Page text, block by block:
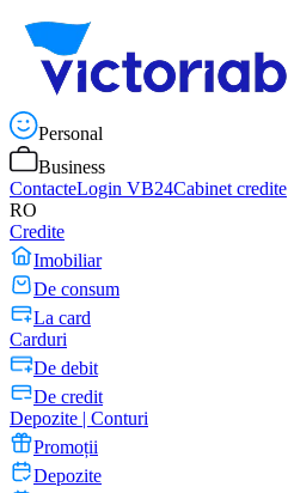
Personal
Business
ContacteLogin VB24Cabinet credite
RO
Credite
Imobiliar
De consum
La card
Carduri
De debit
De credit
Depozite | Conturi
Promoții
Depozite